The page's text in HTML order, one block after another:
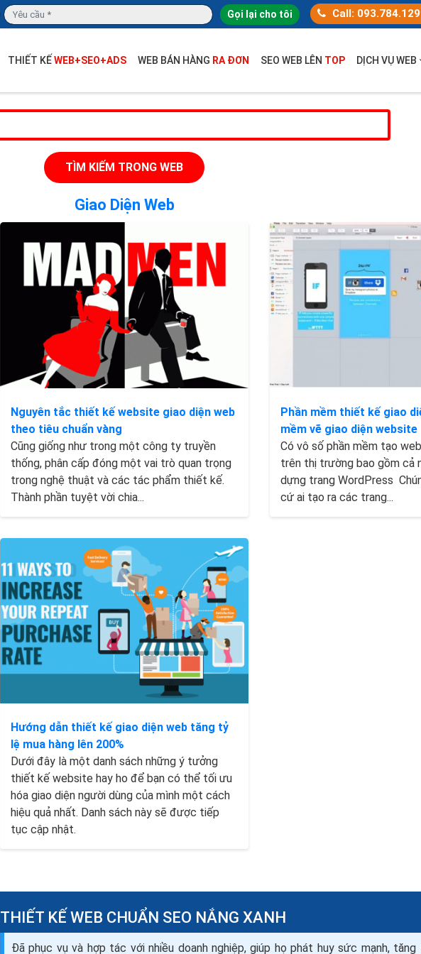
Gọi lại cho tôi Call:
THIẾT KẾWEB+SEO+ADS WEB BÁN HÀNG RA ĐƠN SEO WEB LÊN TOP DỊCH VỤ WEB
TÌM KIẾM TRONG WEB
Giao Diện Web
Nguyên tắc thiết kế website giao diện web
theo tiêu chuẩn vàng
Cũng giống như trong một công ty truyền
thống, phân cấp đóng một vai trò quan trọng
trong nghệ thuật và các tác phẩm thiết kế.
Thành phần tuyệt vời chia...
Phần mềm thiết kế giao
mềm vẽ giao diện website
Có vô số phần mềm tạo
trên thị trường bao gồm cả
dựng trang WordPress
cứ ai tạo ra các trang...
Hướng dẫn thiết kế giao diện web tăng tỷ
lệ mua hàng lên 200%
Dưới đây là một danh sách những ý tưởng
thiết kế website hay ho để bạn có thể tối ưu
hóa giao diện người dùng của mình một cách
hiệu quả nhất. Danh sách này sẽ được tiếp
tục cập nhật.
THIẾT KẾ WEB CHUẨN SEO NẮNG XANH
Đã phục vụ và hợp tác với nhiều doanh nghiệp, giúp họ phát huy sức mạnh,